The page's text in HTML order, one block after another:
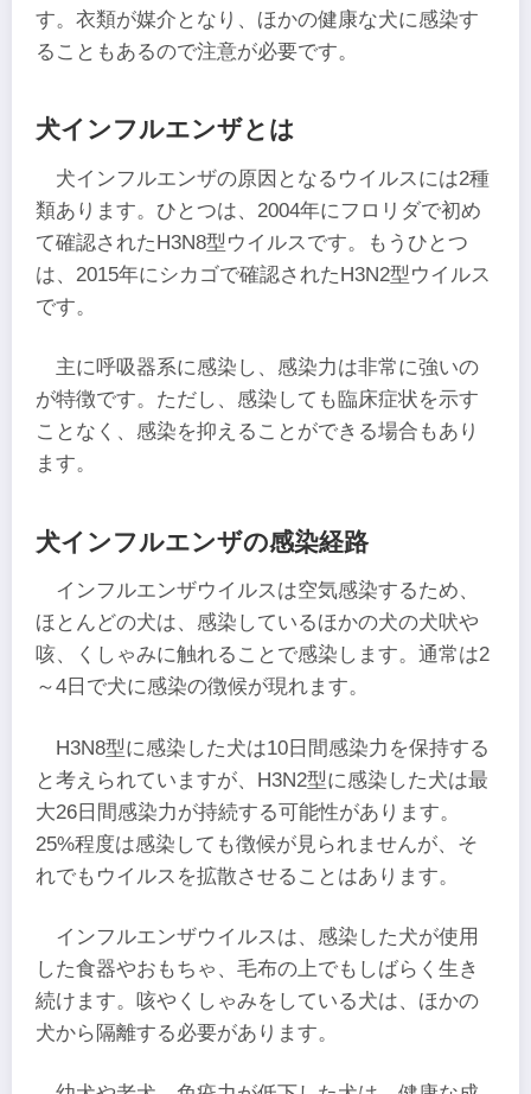
す。衣類が媒介となり、ほかの健康な犬に感染す
ることもあるので注意が必要です。
犬インフルエンザとは
犬インフルエンザの原因となるウイルスには2種
類あります。ひとつは、2004年にフロリダで初め
て確認されたH3N8型ウイルスです。もうひとつ
は、2015年にシカゴで確認されたH3N2型ウイルス
です。
主に呼吸器系に感染し、感染力は非常に強いの
が特徴です。ただし、感染しても臨床症状を示す
ことなく、感染を抑えることができる場合もあり
ます。
犬インフルエンザの感染経路
インフルエンザウイルスは空気感染するため、
ほとんどの犬は、感染しているほかの犬の犬吠や
咳、くしゃみに触れることで感染します。通常は2
～4日で犬に感染の徴候が現れます。
H3N8型に感染した犬は10日間感染力を保持する
と考えられていますが、H3N2型に感染した犬は最
大26日間感染力が持続する可能性があります。
25%程度は感染しても徴候が見られませんが、そ
れでもウイルスを拡散させることはあります。
インフルエンザウイルスは、感染した犬が使用
した食器やおもちゃ、毛布の上でもしばらく生き
続けます。咳やくしゃみをしている犬は、ほかの
犬から隔離する必要があります。